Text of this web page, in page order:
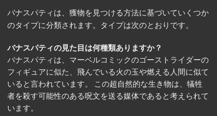
バナスパティは、獲物を見つける方法に基づいていくつか
のタイプに分類されます。タイプは次のとおりです。
バナスパティの見た目は何種類ありますか？
バナスパティは、マーベルコミックのゴーストライダーの
フィギュアに似た、飛んでいる火の玉や燃える人間に似て
いると言われています。 この超自然的な生き物は、犠牲
者を殺す可能性のある呪文を送る媒体であると考えられて
います。